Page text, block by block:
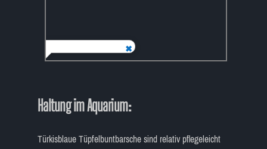
Haltung im Aquarium:
Türkisblaue Tüpfelbuntbarsche sind relativ pflegeleicht